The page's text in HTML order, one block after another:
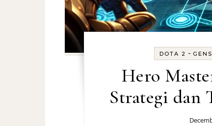
DOTA 2 -
Hero
Strategi dan